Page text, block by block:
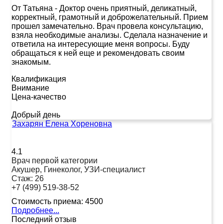
От Татьяна - Доктор очень приятный, деликатный,
корректный, грамотный и доброжелательный. Прием
прошел замечательно. Врач провела консультацию,
взяла необходимые анализы. Сделала назначение и
ответила на интересующие меня вопросы. Буду
обращаться к ней еще и рекомендовать своим
знакомым.
Квалификация
Внимание
Цена-качество
Добрый день
Захарян Елена Хореновна
4.1
Врач первой категории
Акушер, Гинеколог, УЗИ-специалист
Стаж: 26
+7 (499) 519-38-52
Стоимость приема: 4500
Подробнее...
Последний отзыв